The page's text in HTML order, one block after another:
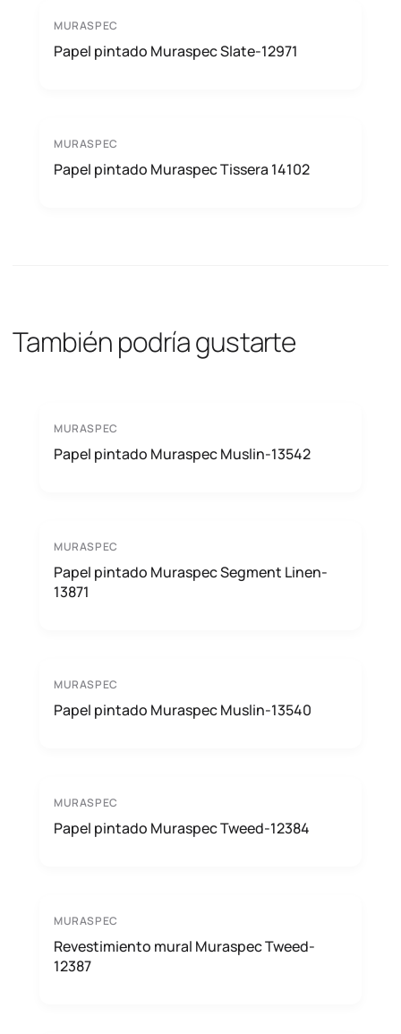
MURASPEC
Papel pintado Muraspec Slate-12971
MURASPEC
Papel pintado Muraspec Tissera 14102
También podría gustarte
MURASPEC
Papel pintado Muraspec Muslin-13542
MURASPEC
Papel pintado Muraspec Segment Linen-
13871
MURASPEC
Papel pintado Muraspec Muslin-13540
MURASPEC
Papel pintado Muraspec Tweed-12384
MURASPEC
Revestimiento mural Muraspec Tweed-
12387